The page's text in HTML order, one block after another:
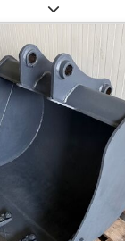
2022, godziny
stalowe, GIPO
3D - 4
hours 222 year
deck area
mm Tipping grid 4-
tons Machine like
place in the world